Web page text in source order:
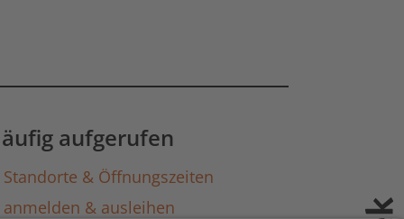
laden
aufgerufen
Standorte & Öffnungszeiten
anmelden & ausleihen